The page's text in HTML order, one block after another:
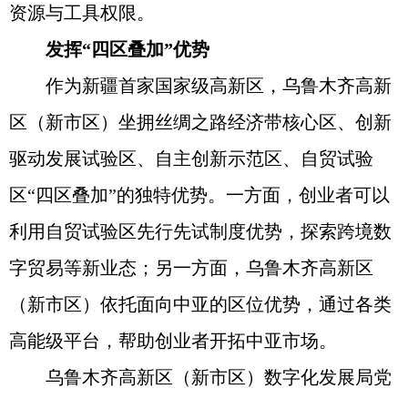
资源与工具权限。
发挥“四区叠加”优势
作为新疆首家国家级高新区，乌鲁木齐高新
区（新市区）坐拥丝绸之路经济带核心区、创新
驱动发展试验区、自主创新示范区、自贸试验
区“四区叠加”的独特优势。一方面，创业者可以
利用自贸试验区先行先试制度优势，探索跨境数
字贸易等新业态；另一方面，乌鲁木齐高新区
（新市区）依托面向中亚的区位优势，通过各类
高能级平台，帮助创业者开拓中亚市场。
乌鲁木齐高新区（新市区）数字化发展局党